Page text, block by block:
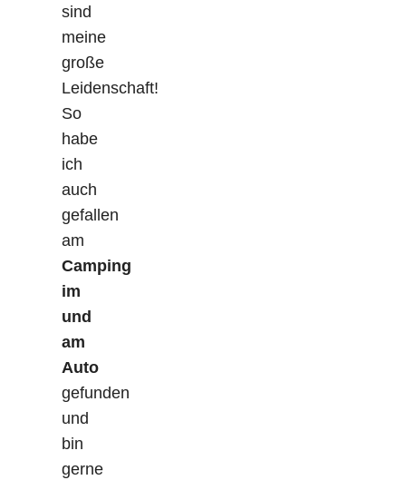
sind
meine
große
Leidenschaft!
So
habe
ich
auch
gefallen
am
Camping
im
und
am
Auto
gefunden
und
bin
gerne